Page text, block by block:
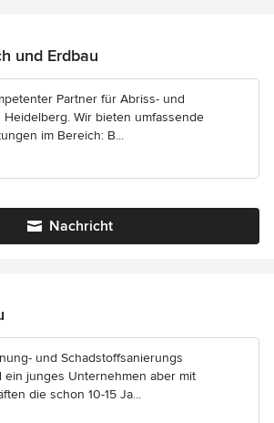
und Erdbau
Partner für Abriss- und
Wir bieten umfassende
im Bereich: B...
Nachricht
und Schadstoffsanierungs
ein junges Unternehmen aber mit
die schon 10-15 Ja...